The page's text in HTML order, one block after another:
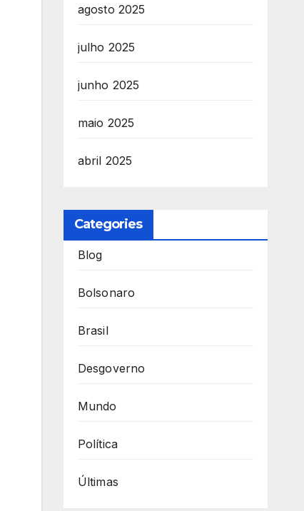
agosto 2025
julho 2025
junho 2025
maio 2025
abril 2025
Categories
Blog
Bolsonaro
Brasil
Desgoverno
Mundo
Política
Últimas